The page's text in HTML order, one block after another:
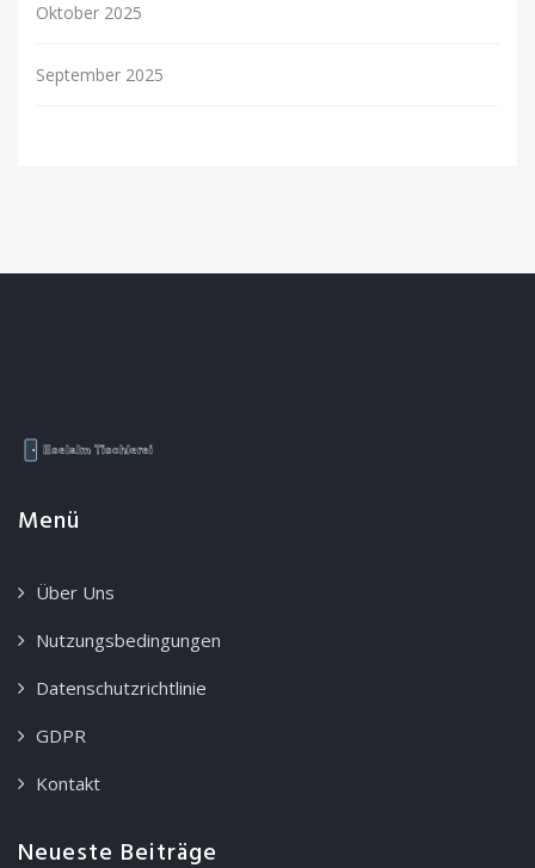
Oktober 2025
September 2025
Menü
Über Uns
Nutzungsbedingungen
Datenschutzrichtlinie
GDPR
Kontakt
Neueste Beiträge